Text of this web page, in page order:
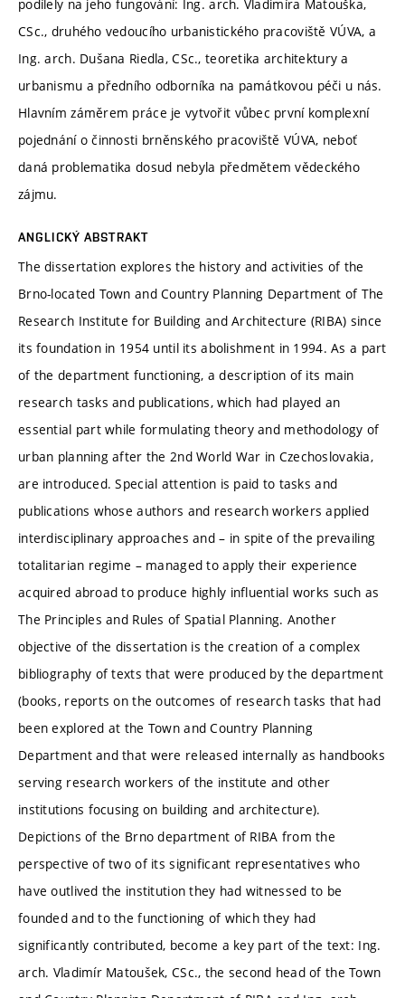
podílely na jeho fungování: Ing. arch. Vladimíra Matouška,
CSc., druhého vedoucího urbanistického pracoviště VÚVA, a
Ing. arch. Dušana Riedla, CSc., teoretika architektury a
urbanismu a předního odborníka na památkovou péči u nás.
Hlavním záměrem práce je vytvořit vůbec první komplexní
pojednání o činnosti brněnského pracoviště VÚVA, neboť
daná problematika dosud nebyla předmětem vědeckého
zájmu.
ANGLICKÝ ABSTRAKT
The dissertation explores the history and activities of the
Brno-located Town and Country Planning Department of The
Research Institute for Building and Architecture (RIBA) since
its foundation in 1954 until its abolishment in 1994. As a part
of the department functioning, a description of its main
research tasks and publications, which had played an
essential part while formulating theory and methodology of
urban planning after the 2nd World War in Czechoslovakia,
are introduced. Special attention is paid to tasks and
publications whose authors and research workers applied
interdisciplinary approaches and – in spite of the prevailing
totalitarian regime – managed to apply their experience
acquired abroad to produce highly influential works such as
The Principles and Rules of Spatial Planning. Another
objective of the dissertation is the creation of a complex
bibliography of texts that were produced by the department
(books, reports on the outcomes of research tasks that had
been explored at the Town and Country Planning
Department and that were released internally as handbooks
serving research workers of the institute and other
institutions focusing on building and architecture).
Depictions of the Brno department of RIBA from the
perspective of two of its significant representatives who
have outlived the institution they had witnessed to be
founded and to the functioning of which they had
significantly contributed, become a key part of the text: Ing.
arch. Vladimír Matoušek, CSc., the second head of the Town